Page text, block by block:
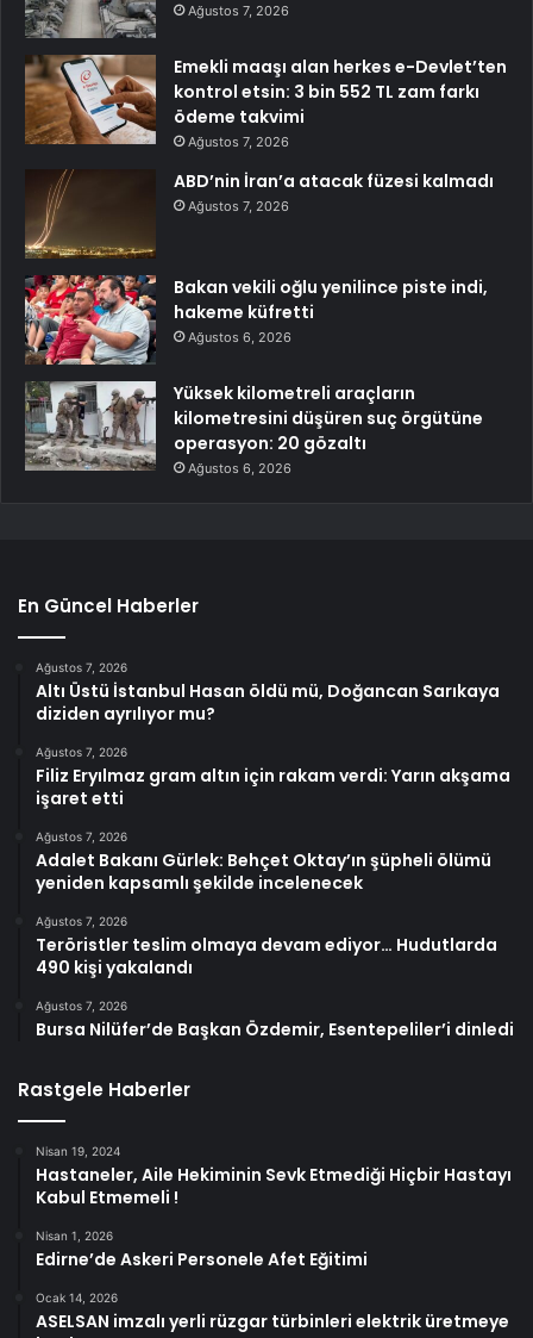
Ağustos 7, 2026
Emekli maaşı alan herkes e-Devlet’ten
kontrol etsin: 3 bin 552 TL zam farkı
ödeme takvimi
Ağustos 7, 2026
ABD’nin İran’a atacak füzesi kalmadı
Ağustos 7, 2026
Bakan vekili oğlu yenilince piste indi,
hakeme küfretti
Ağustos 6, 2026
Yüksek kilometreli araçların
kilometresini düşüren suç örgütüne
operasyon: 20 gözaltı
Ağustos 6, 2026
En Güncel Haberler
Ağustos 7, 2026
Altı Üstü İstanbul Hasan öldü mü, Doğancan Sarıkaya
diziden ayrılıyor mu?
Ağustos 7, 2026
Filiz Eryılmaz gram altın için rakam verdi: Yarın akşama
işaret etti
Ağustos 7, 2026
Adalet Bakanı Gürlek: Behçet Oktay’ın şüpheli ölümü
yeniden kapsamlı şekilde incelenecek
Ağustos 7, 2026
Teröristler teslim olmaya devam ediyor… Hudutlarda
490 kişi yakalandı
Ağustos 7, 2026
Bursa Nilüfer’de Başkan Özdemir, Esentepeliler’i dinledi
Rastgele Haberler
Nisan 19, 2024
Hastaneler, Aile Hekiminin Sevk Etmediği Hiçbir Hastayı
Kabul Etmemeli !
Nisan 1, 2026
Edirne’de Askeri Personele Afet Eğitimi
Ocak 14, 2026
ASELSAN imzalı yerli rüzgar türbinleri elektrik üretmeye